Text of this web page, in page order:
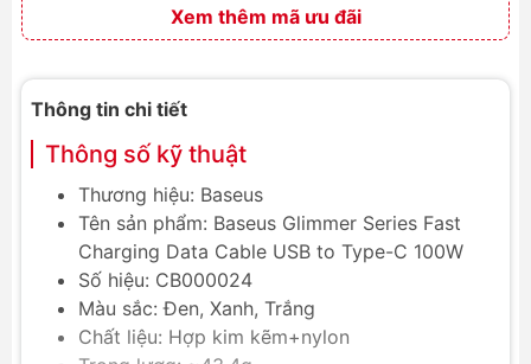
Xem thêm mã ưu đãi
Thông tin chi tiết
Thông số kỹ thuật
Thương hiệu: Baseus
Tên sản phẩm: Baseus Glimmer Series Fast
Charging Data Cable USB to Type-C 100W
Số hiệu: CB000024
Màu sắc: Đen, Xanh, Trắng
Chất liệu: Hợp kim kẽm+nylon